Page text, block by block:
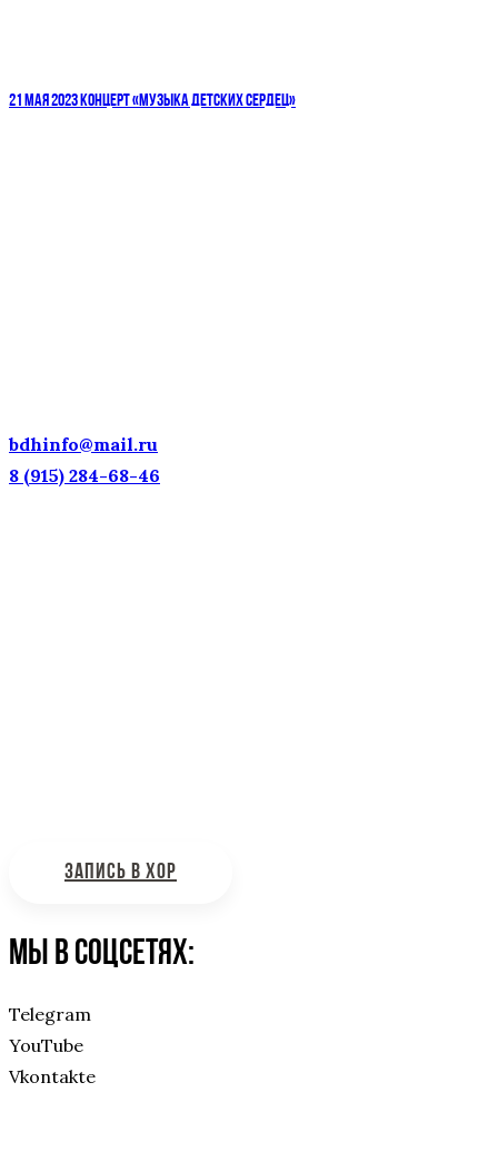
21 МАЯ 2023 КОНЦЕРТ «МУЗЫКА ДЕТСКИХ СЕРДЕЦ»
bdhinfo@mail.ru
8 (915) 284-68-46
ЗАПИСЬ В ХОР
Мы в соцсетях:
Telegram
YouTube
Vkontakte